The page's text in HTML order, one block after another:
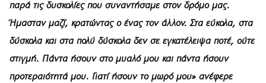
παρά τις δυσκολίες που συναντήσαμε στον δρόμο μας.
Ήμασταν μαζί, κρατώντας ο ένας τον άλλον. Στα εύκολα, στα
δύσκολα και στα πολύ δύσκολα δεν σε εγκατέλειψα ποτέ, ούτε
στιγμή. Πάντα ήσουν στο μυαλό μου και πάντα ήσουν
προτεραιότητά μου. Γιατί ήσουν το μωρό μου» ανέφερε